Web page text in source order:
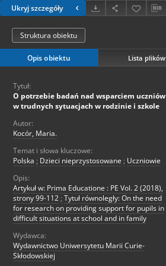
Ukryj szczegóły
Struktura obiektu
Opis obiektu Lista plików
Tytuł:
O potrzebie badań nad wsparciem uczniów
w trudnych sytuacjach w rodzinie i szkole
Autor:
Kocór, Maria.
Temat i słowa kluczowe:
Polska ; Dzieci nieprzystosowane ; Uczniowie
Opis:
Artykuł w: Prima Educatione : PE Vol. 2 (2018),
strony 99-112 ; Tytuł równoległy: On the need
for research on providing support for pupils in
difficult situations at school and in family
Wydawca:
Wydawnictwo Uniwersytetu Marii Curie-
Skłodowskiej